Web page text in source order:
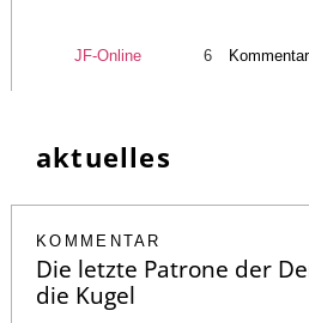
JF-Online 6
aktuelles
KOMMENTAR
Die letzte Patrone der
die Kugel